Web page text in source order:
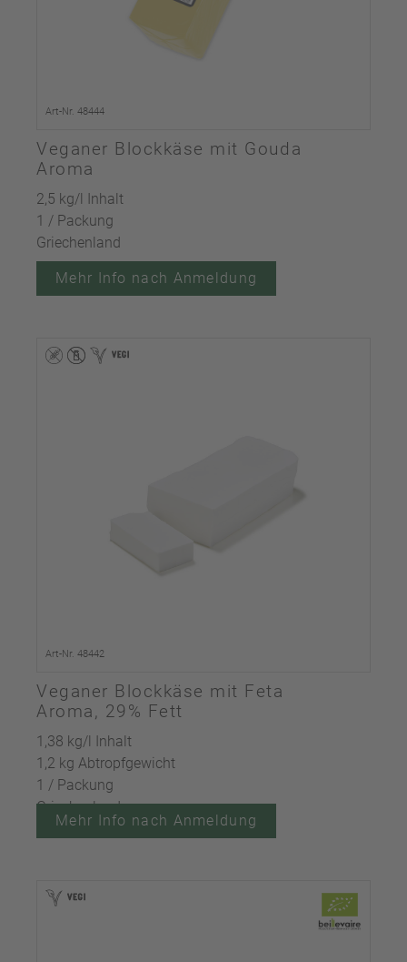
Art-Nr. 48444
Veganer Blockkäse mit Gouda
Aroma
2,5 kg/l Inhalt
1 / Packung
Griechenland
Mehr Info nach Anmeldung
Art-Nr. 48442
Veganer Blockkäse mit Feta
Aroma, 29% Fett
1,38 kg/l Inhalt
1,2 kg Abtropfgewicht
1 / Packung
Griechenland
Mehr Info nach Anmeldung